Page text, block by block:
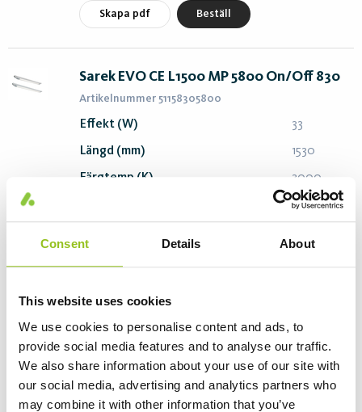
Consent Details About
This website uses cookies
We use cookies to personalise content and ads, to
provide social media features and to analyse our traffic.
We also share information about your use of our site with
our social media, advertising and analytics partners who
may combine it with other information that you’ve
Skapa pdf Beställ
Sarek EVO CE L1500 MP 5800 On/Off 830
Artikelnummer 51158305800
Effekt (W) 33
Längd (mm) 1530
Färgtemp (K) 3000
5530
Sarek EVO CE L1500 MP 5800 On/Off 840
Artikelnummer 51158405800
Effekt (W) 33